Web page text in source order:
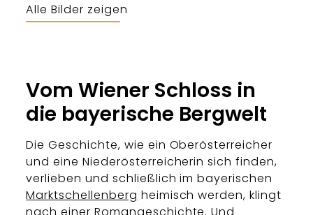
Alle Bilder zeigen
Vom Wiener Schloss in
die bayerische Bergwelt
Die Geschichte, wie ein Oberösterreicher
und eine Niederösterreicherin sich finden,
verlieben und schließlich im bayerischen
Marktschellenberg heimisch werden, klingt